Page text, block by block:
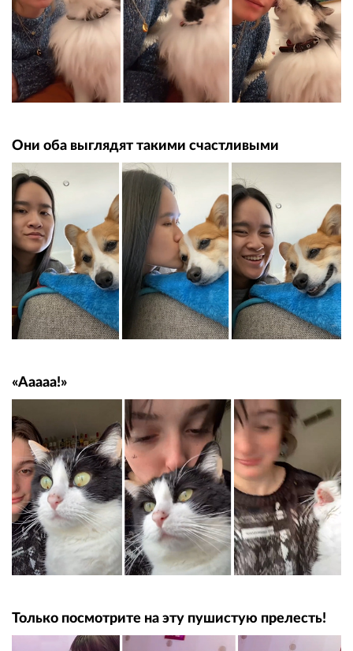
Они оба выглядят такими счастливыми
«Ааааа!»
Только посмотрите на эту пушистую прелесть!